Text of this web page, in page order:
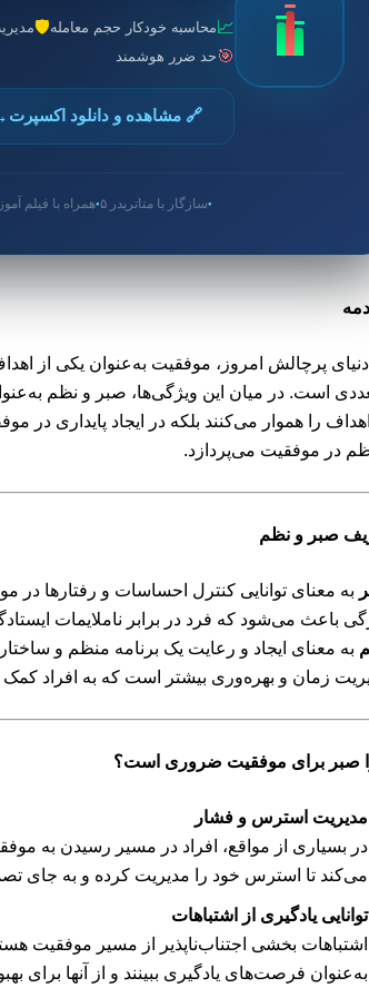
📈 محاسبه خودکار حجم معامله🛡️
🎯 حد ضرر هوشمند
🔗 مشاهده و دانلود اکسپرت
●سازگار با متاتریدر ۵ ●همراه با فیلم
پرچالش امروز، موفقیت به‌عنوان یکی از
است. در میان این ویژگی‌ها، صبر و نظم
را هموار می‌کنند بلکه در ایجاد پایداری
در موفقیت می‌پردازد.
صبر و نظم
به معنای توانایی کنترل احساسات و رفتارها در
باعث می‌شود که فرد در برابر ناملایمات
به معنای ایجاد و رعایت یک برنامه منظم و
زمان و بهره‌وری بیشتر است که به افراد کمک
صبر برای موفقیت ضروری است؟
مدیریت استرس و فشار
در بسیاری از مواقع، افراد در مسیر رسیدن به
می‌کند تا استرس خود را مدیریت کرده و به جای
توانایی یادگیری از اشتباهات
اشتباهات بخشی اجتناب‌ناپذیر از مسیر موفقیت
به‌عنوان فرصت‌های یادگیری ببینند و از آنها برای